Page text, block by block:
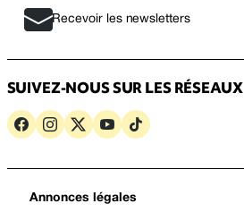
Recevoir les newsletters
SUIVEZ-NOUS SUR LES RÉSEAUX
Annonces légales